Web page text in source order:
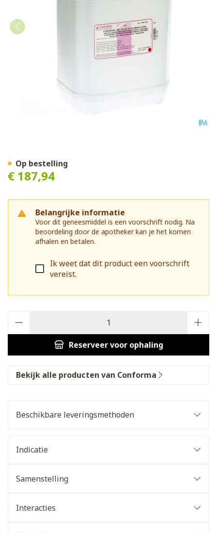
€ 187,94
Belangrijke informatie
Voor dit geneesmiddel is een voorschrift nodig. Na
beoordeling door de apotheker kan je het komen
afhalen en betalen.
Ik weet dat dit product een voorschrift
vereist.
Reserveervoor ophaling
Op bestelling
Bekijk alle producten van Conforma
Beschikbare leveringsmethoden
Indicatie
Samenstelling
Interacties